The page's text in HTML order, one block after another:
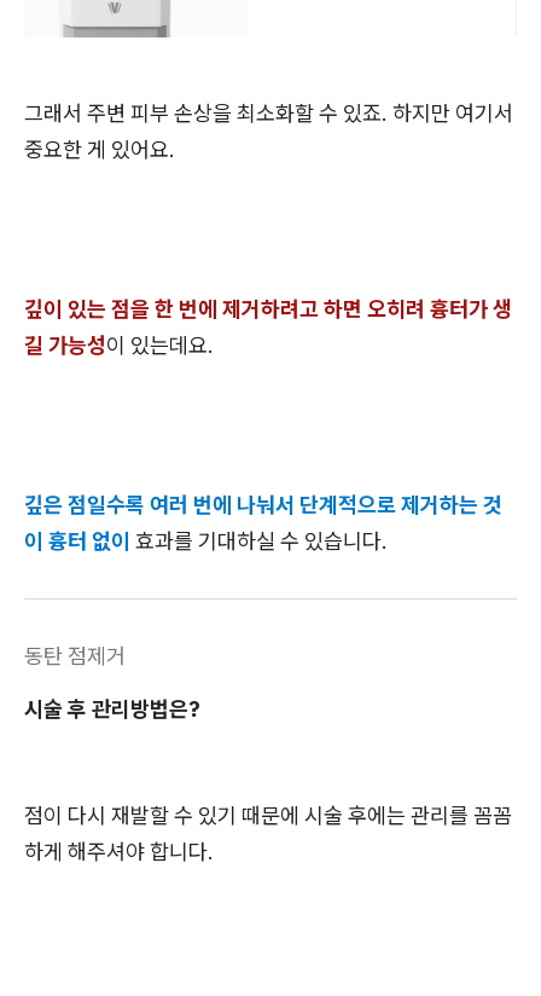
그래서 주변 피부 손상을 최소화할 수 있죠. 하지만 여기서
중요한 게 있어요.
깊이 있는 점을 한 번에 제거하려고 하면 오히려 흉터가 생
길 가능성이 있는데요.
깊은 점일수록 여러 번에 나눠서 단계적으로 제거하는 것
이 흉터 없이 효과를 기대하실 수 있습니다.
동탄 점제거
시술 후 관리방법은?
점이 다시 재발할 수 있기 때문에 시술 후에는 관리를 꼼꼼
하게 해주셔야 합니다.